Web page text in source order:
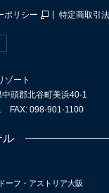
ポリシー 特定商取引
ゾート
頭郡北谷町美浜40-1
FAX: 098-901-1100
ル
ーフ・アストリア大阪